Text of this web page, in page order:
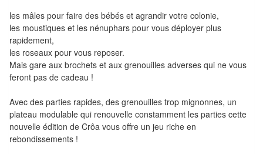
Accessoires
Jeux
de
société
Jeux
de
cartes
les mâles pour faire des bébés et agrandir votre colonie,
les moustiques et les nénuphars pour vous déployer plus
rapidement,
les roseaux pour vous reposer.
Mais gare aux brochets et aux grenouilles adverses qui ne vous
feront pas de cadeau !
Avec des parties rapides, des grenouilles trop mignonnes, un
plateau modulable qui renouvelle constamment les parties cette
nouvelle édition de Crôa vous offre un jeu riche en
rebondissements !